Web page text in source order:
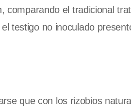
comparando el tradicional
testigo no inoculado
que con los rizobios